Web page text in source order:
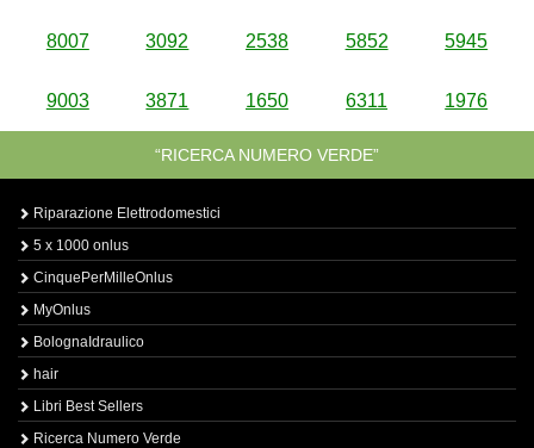
8007 3092 2538 5852 5945
9003 3871 1650 6311 1976
“RICERCA NUMERO VERDE”
Riparazione Elettrodomestici
5 x 1000 onlus
CinquePerMilleOnlus
MyOnlus
BolognaIdraulico
hair
Libri Best Sellers
Ricerca Numero Verde